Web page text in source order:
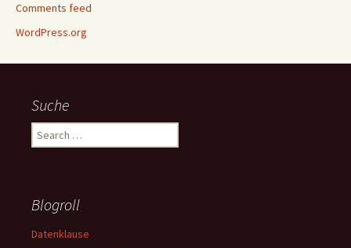
Comments feed
WordPress.org
Suche
Search
for:
Blogroll
Datenklause